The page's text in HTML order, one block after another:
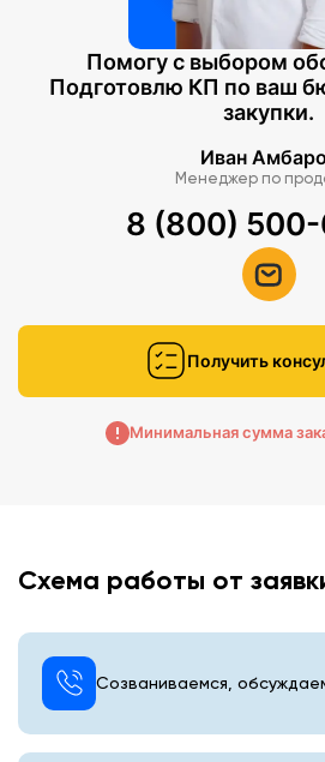
Помогу с выбором
Подготовлю КП по ваш
закупки.
Иван
Менеджер по
8 (800)
Получить
Минимальная сумма
Схема работы от
Созваниваемся,